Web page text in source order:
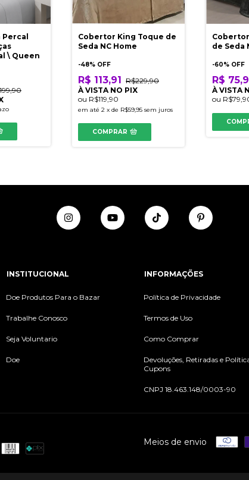
\ Queen
Cobertor King Toque de
Seda NC Home
-48% OFF
R$ 113,91
R$229,90
À VISTA NO PIX
ou R$119,90
em até 2 x de R$59,95 sem juros
COMPRAR
de Seda
-60% OFF
R$
À VISTA
ou
INSTITUCIONAL
Doe Produtos Para o Bazar
Trabalhe Conosco
Seja Voluntario
Doe
INFORMAÇÕES
Política de Privacidade
Termos de Uso
Como Comprar
Devoluções, Retiradas e
Cupons
CNPJ 18.463.148/0003-90
Meios de envio